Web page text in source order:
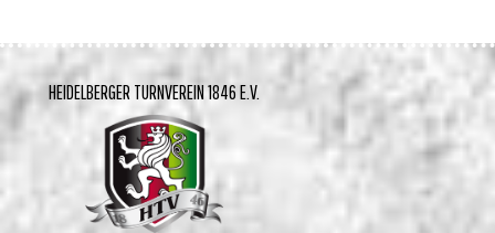
HEIDELBERGER TURNVEREIN 1846 E.V.